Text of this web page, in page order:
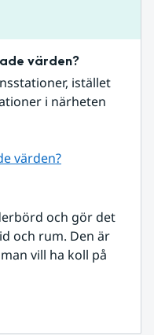
värden?
istället
i närheten
värden?
och gör det
och rum. Den är
vill ha koll på